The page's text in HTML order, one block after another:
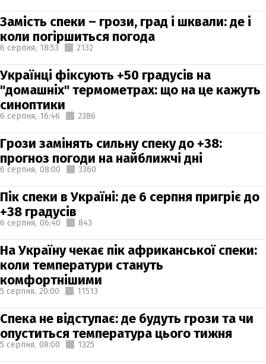
Замість спеки – грози, град і шквали: де і
коли погіршиться погода
6 серпня, 18:53 2132
Українці фіксують +50 градусів на
"домашніх" термометрах: що на це кажуть
синоптики
6 серпня, 16:46 2386
Грози замінять сильну спеку до +38:
прогноз погоди на найближчі дні
6 серпня, 08:00 3360
Пік спеки в Україні: де 6 серпня пригріє до
+38 градусів
6 серпня, 06:40 843
На Україну чекає пік африканської спеки:
коли температури стануть
комфортнішими
5 серпня, 20:00 11513
Спека не відступає: де будуть грози та чи
опуститься температура цього тижня
5 серпня, 08:00 1325